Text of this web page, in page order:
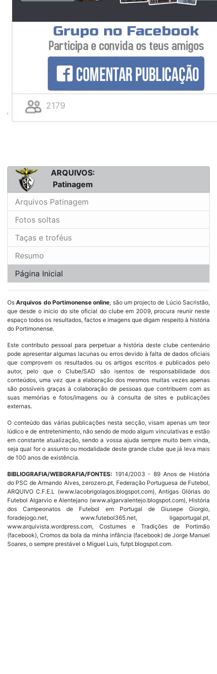
2179
ARQUIVOS:
Patinagem
Arquivos Patinagem
Fotos soltas
Taças e troféus
Resumo
Página Inicial
OsArquivos do Portimonense online, são um projecto de Lúcio Sacristão,
que desde o inicio do site oficial do clube em 2009, procura reunir neste
espaço todos os resultados, factos e imagens que digam respeito à história
do Portimonense.
Este contributo pessoal para perpetuar a história deste clube centenário
pode apresentar algumas lacunas ou erros devido à falta de dados oficiais
que comprovem os resultados ou os artigos escritos e publicados pelo
autor, pelo que o Clube/SAD são isentos de responsabilidade dos
conteúdos, uma vez que a elaboração dos mesmos muitas vezes apenas
são possíveis graças à colaboração de pessoas que contribuem com as
suas memórias e fotos/imagens ou à consulta de sites e publicações
externas.
O conteúdo das várias publicações nesta secção, visam apenas um teor
lúdico e de entretenimento, não sendo de modo algum vinculativas e estão
em constante atualização, sendo a vossa ajuda sempre muito bem vinda,
seja qual for o assunto ou modalidade deste grande clube que já leva mais
de 100 anos de existência.
BIBLIOGRAFIA/WEBGRAFIA/FONTES: 1914/2003 - 89 Anos de História
do PSC de Armando Alves, zerozero.pt, Federação Portuguesa de Futebol,
ARQUIVO C.F.E.L (www.lacobrigolagos.blogspot.com), Antigas Glórias do
Futebol Algarvio e Alentejano (www.algarvalentejo.blogspot.com), História
dos Campeonatos de Futebol em Portugal de Giusepe Giorgio,
foradejogo.net, www.futebol365.net, ligaportugal.pt,
www.arquivista.wordpress.com, Costumes e Tradições de Portimão
(facebook), Cromos da bola da minha infância (facebook) de Jorge Manuel
Soares, o sempre prestável o Miguel Luis, futpt.blogspot.com.